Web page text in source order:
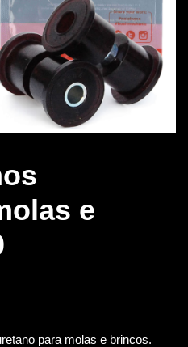
e
para molas e brincos.